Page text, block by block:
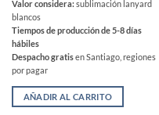
Valor considera:sublimación lanyard
blancos
Tiempos de producción de 5-8 días
hábiles
Despacho gratisen Santiago, regiones
por pagar
AÑADIR AL CARRITO